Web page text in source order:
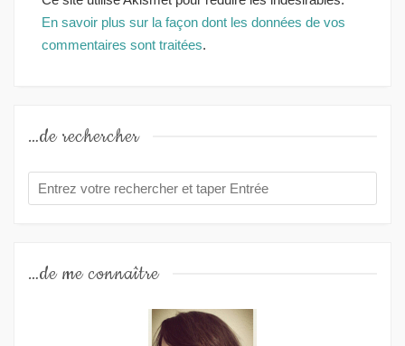
En savoir plus sur la façon dont les données de vos
commentaires sont traitées.
…de rechercher
…de me connaître